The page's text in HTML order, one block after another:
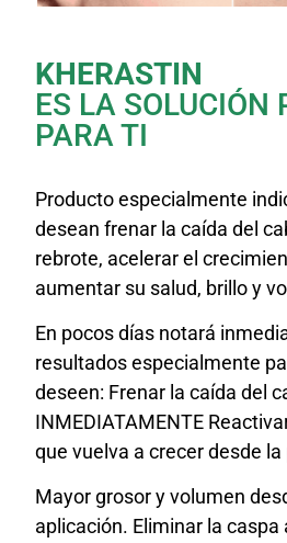
KHERASTIN
ES LA SOLUCIÓN
PARA TI
Producto especialmente
desean frenar la caída del
rebrote, acelerar el
aumentar su salud, brillo y
En pocos días notará
resultados especialmente
deseen: Frenar la caída del
INMEDIATAMENTE
que vuelva a crecer desde
Mayor grosor y volumen
aplicación. Eliminar la caspa